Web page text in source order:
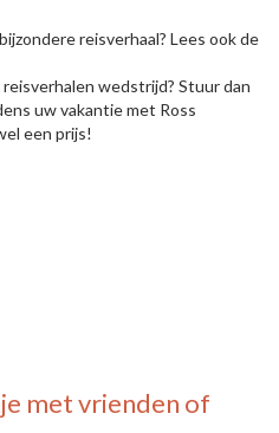
reisverhaal? Lees ook de
wedstrijd? Stuur dan
uw vakantie met Ross
een prijs!
met vrienden of